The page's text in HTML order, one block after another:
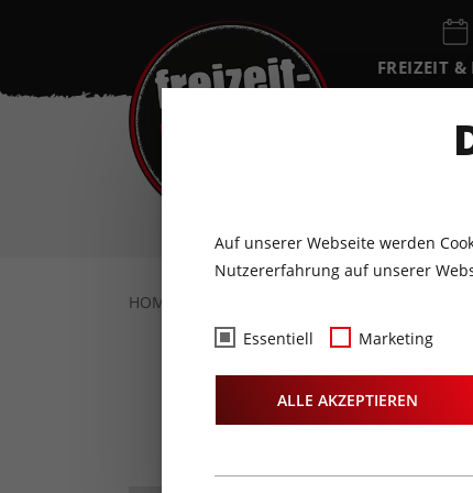
FREIZEIT &
HOME
Der
Auf unserer Webseite werden
Nutzererfahrung auf unserer
Essentiell Marketing
ALLE AKZEPTIEREN